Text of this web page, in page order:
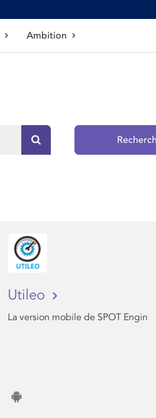
Ambition
Rechercher sur le site
Utileo
La version mobile de SPOT Engin